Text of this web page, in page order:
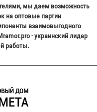
мы даем возможность
на оптовые партии
взаимовыгодного
- украинский лидер
работы.